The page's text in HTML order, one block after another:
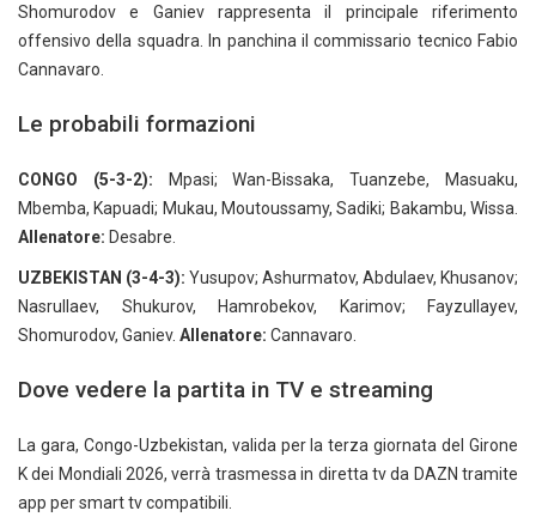
Shomurodov e Ganiev rappresenta il principale riferimento
offensivo della squadra. In panchina il commissario tecnico Fabio
Cannavaro.
Le probabili formazioni
CONGO (5-3-2):
Mpasi; Wan-Bissaka, Tuanzebe, Masuaku,
Mbemba, Kapuadi; Mukau, Moutoussamy, Sadiki; Bakambu, Wissa.
Allenatore: Desabre.
UZBEKISTAN (3-4-3): Yusupov; Ashurmatov, Abdulaev, Khusanov;
Nasrullaev, Shukurov, Hamrobekov, Karimov; Fayzullayev,
Shomurodov, Ganiev. Allenatore: Cannavaro.
Dove vedere la partita in TV e streaming
La gara, Congo-Uzbekistan, valida per la terza giornata del Girone
K dei Mondiali 2026, verrà trasmessa in diretta tv da DAZN tramite
app per smart tv compatibili.